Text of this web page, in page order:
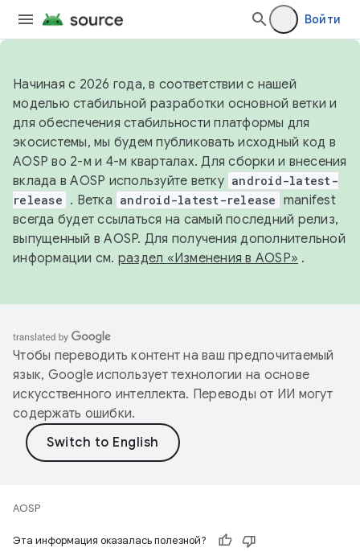
Войти
Начиная с 2026 года, в соответствии с нашей
моделью стабильной разработки основной ветки и
для обеспечения стабильности платформы для
экосистемы, мы будем публиковать исходный код в
AOSP во 2-м и 4-м кварталах. Для сборки и внесения
вклада в AOSP используйте ветку android-latest-
release . Ветка android-latest-release manifest
всегда будет ссылаться на самый последний релиз,
выпущенный в AOSP. Для получения дополнительной
информации см. раздел «Изменения в AOSP» .
Чтобы переводить контент на ваш предпочитаемый
язык, Google использует технологии на основе
искусственного интеллекта. Переводы от ИИ могут
содержать ошибки.
AOSP
Эта информация оказалась полезной?